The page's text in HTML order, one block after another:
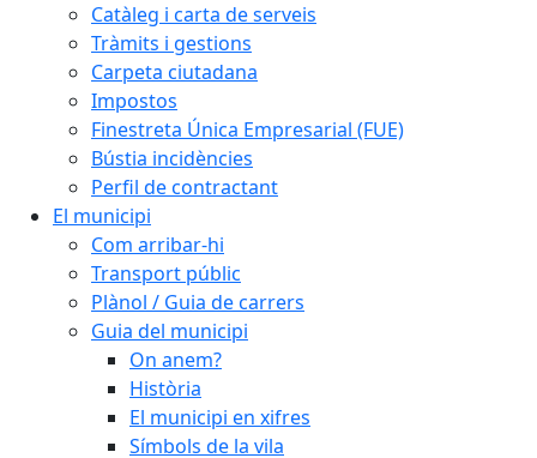
Catàleg i carta de serveis
Tràmits i gestions
Carpeta ciutadana
Impostos
Finestreta Única Empresarial (FUE)
Bústia incidències
Perfil de contractant
El municipi
Com arribar-hi
Transport públic
Plànol / Guia de carrers
Guia del municipi
On anem?
Història
El municipi en xifres
Símbols de la vila